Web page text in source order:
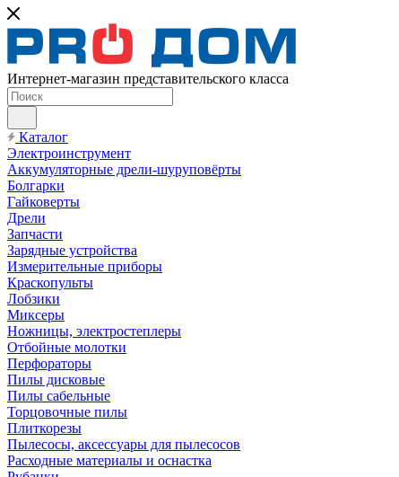
Интернет-магазин представительского класса
Каталог
Электроинструмент
Аккумуляторные дрели-шуруповёрты
Болгарки
Гайковерты
Дрели
Запчасти
Зарядные устройства
Измерительные приборы
Краскопульты
Лобзики
Миксеры
Ножницы, электростеплеры
Отбойные молотки
Перфораторы
Пилы дисковые
Пилы сабельные
Торцовочные пилы
Плиткорезы
Пылесосы, аксессуары для пылесосов
Расходные материалы и оснастка